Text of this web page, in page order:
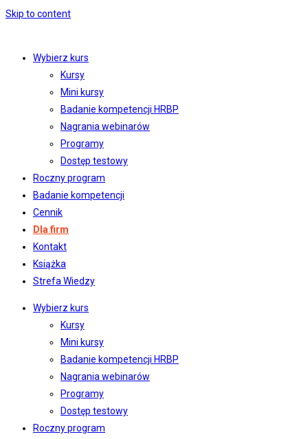
Skip to content
Wybierz kurs
Kursy
Mini kursy
Badanie kompetencji HRBP
Nagrania webinarów
Programy
Dostęp testowy
Roczny program
Badanie kompetencji
Cennik
Dla firm
Kontakt
Książka
Strefa Wiedzy
Wybierz kurs
Kursy
Mini kursy
Badanie kompetencji HRBP
Nagrania webinarów
Programy
Dostęp testowy
Roczny program